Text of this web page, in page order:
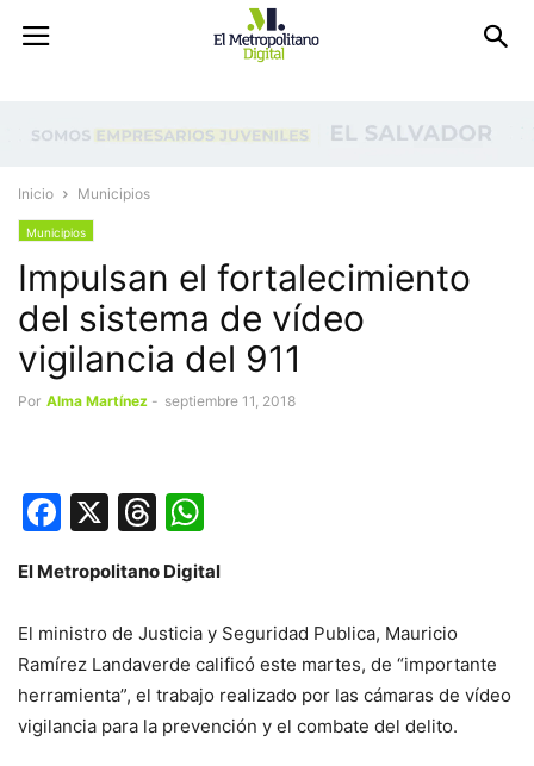
Inicio Municipios
Municipios
Impulsan el fortalecimiento
del sistema de vídeo
vigilancia del 911
Por Alma Martínez - septiembre 11, 2018
Facebook
X Threads
El Metropolitano Digital
El ministro de Justicia y Seguridad Publica, Mauricio
Ramírez Landaverde calificó este martes, de “importante
herramienta”, el trabajo realizado por las cámaras de vídeo
vigilancia para la prevención y el combate del delito.